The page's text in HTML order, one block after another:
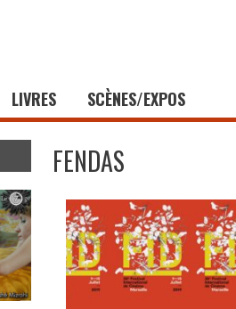
LIVRES SCÈNES/EXPOS
FENDAS